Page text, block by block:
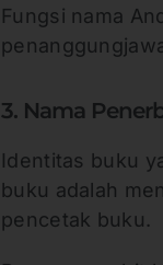
Fungsi nama
3. Nama
Identitas buku
buku adalah
pencetak buku.